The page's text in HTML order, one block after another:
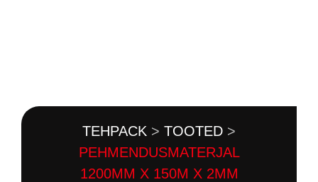
TEHPACK > TOOTED >
PEHMENDUSMATERJAL
1200MM X 150M X 2MM